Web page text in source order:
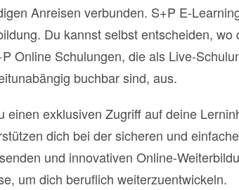
Anreisen verbunden. S+P E-
Du kannst selbst entscheiden, wo
Online Schulungen, die als Live-
buchbar sind, aus.
exklusiven Zugriff auf deine
dich bei der sicheren und
und innovativen Online-
um dich beruflich weiterzuentwickeln.